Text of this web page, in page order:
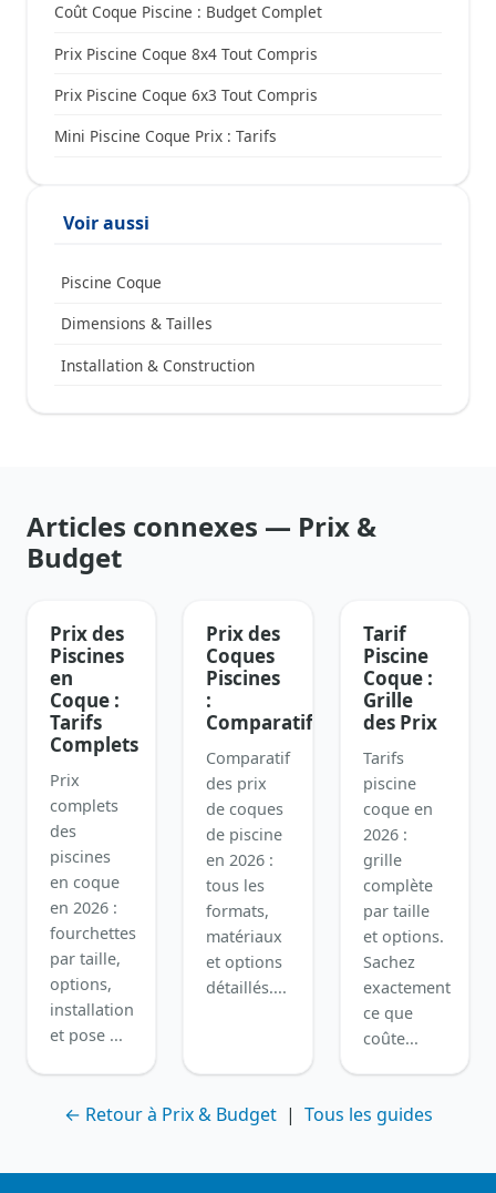
Coût Coque Piscine : Budget Complet
Prix Piscine Coque 8x4 Tout Compris
Prix Piscine Coque 6x3 Tout Compris
Mini Piscine Coque Prix : Tarifs
Voir aussi
Piscine Coque
Dimensions & Tailles
Installation & Construction
Articles connexes — Prix &
Budget
Prix des
Piscines
en
Coque :
Tarifs
Complets
Prix
complets
des
piscines
en coque
en 2026 :
fourchettes
par taille,
options,
installation
et pose ...
Prix des
Coques
Piscines
:
Comparatif
Comparatif
des prix
de coques
de piscine
en 2026 :
tous les
formats,
matériaux
et options
détaillés....
Tarif
Piscine
Coque :
Grille
des Prix
Tarifs
piscine
coque en
2026 :
grille
complète
par taille
et options.
Sachez
exactement
ce que
coûte...
← Retour à Prix & Budget| Tous les guides